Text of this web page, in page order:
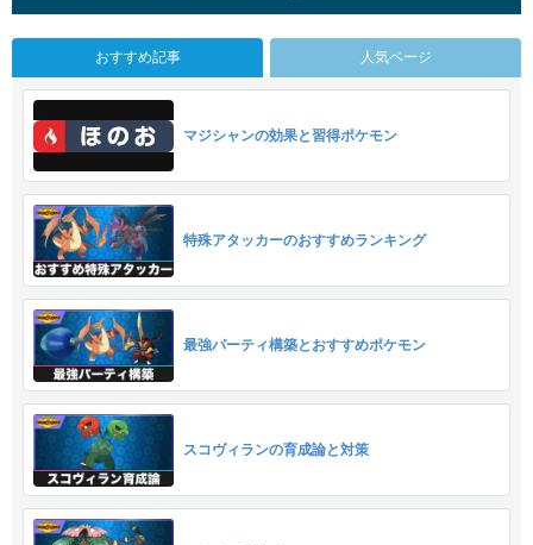
おすすめ記事 人気ページ
マジシャンの効果と習得ポケモン
特殊アタッカーのおすすめランキング
最強パーティ構築とおすすめポケモン
スコヴィランの育成論と対策